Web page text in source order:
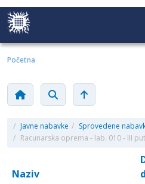
Početna
/ Javne nabavke / Sprovedene
/ Racunarska oprema - lab. 010 - III put
Naziv